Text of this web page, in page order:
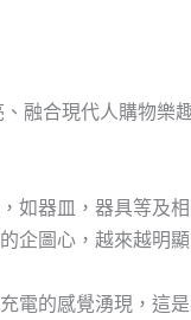
融合現代人購物樂
如器皿，器具等及
企圖心，越來越明顯
電的感覺湧現，這